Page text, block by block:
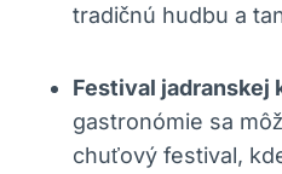
tradičnú hudbu a
Festival jadranskej
gastronómie sa
chuťový festival,